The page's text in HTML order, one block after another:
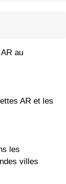
au
AR et les
les
villes